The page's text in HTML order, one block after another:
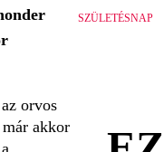
orvos
akkor
SZÜLETÉSNAP